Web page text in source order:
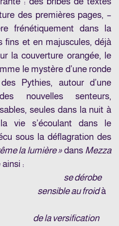
des premières pages, –
frénétiquement dans la
fins et en majuscules, déjà
la couverture orangée, le
le mystère d’une ronde
Pythies, autour d’une
nouvelles senteurs,
seules dans la nuit à
vie s’écoulant dans le
sous la déflagration des
la lumière »dans Mezza
:
au froidà